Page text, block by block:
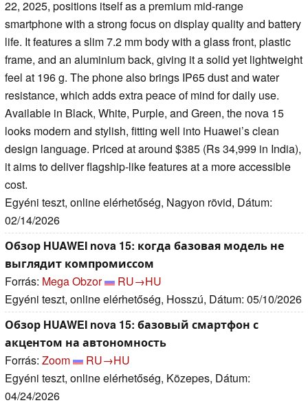
22, 2025, positions itself as a premium mid-range
smartphone with a strong focus on display quality and battery
life. It features a slim 7.2 mm body with a glass front, plastic
frame, and an aluminium back, giving it a solid yet lightweight
feel at 196 g. The phone also brings IP65 dust and water
resistance, which adds extra peace of mind for daily use.
Available in Black, White, Purple, and Green, the nova 15
looks modern and stylish, fitting well into Huawei’s clean
design language. Priced at around $385 (Rs 34,999 in India),
it aims to deliver flagship-like features at a more accessible
cost.
Egyéni teszt, online elérhetőség, Nagyon rövid, Dátum:
02/14/2026
Обзор HUAWEI nova 15: когда базовая модель не
выглядит компромиссом
Forrás: Mega Obzor
RU→HU
Egyéni teszt, online elérhetőség, Hosszú, Dátum: 05/10/2026
Обзор HUAWEI nova 15: базовый смартфон с
акцентом на автономность
Forrás: Zoom
RU→HU
Egyéni teszt, online elérhetőség, Közepes, Dátum:
04/24/2026